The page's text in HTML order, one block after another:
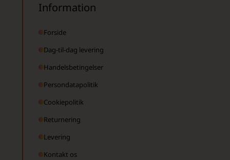
Information
Forside
Dag-til-dag levering
Handelsbetingelser
Persondatapolitik
Cookiepolitik
Returnering
Levering
Kontakt os